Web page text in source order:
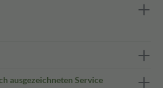
ausgezeichneten Service